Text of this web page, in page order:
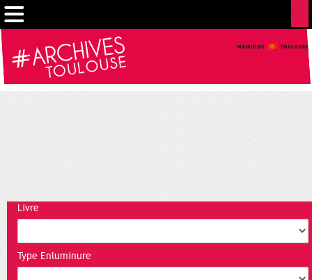
Livre
Type Enluminure
Gestion de vos préférences sur les cookies